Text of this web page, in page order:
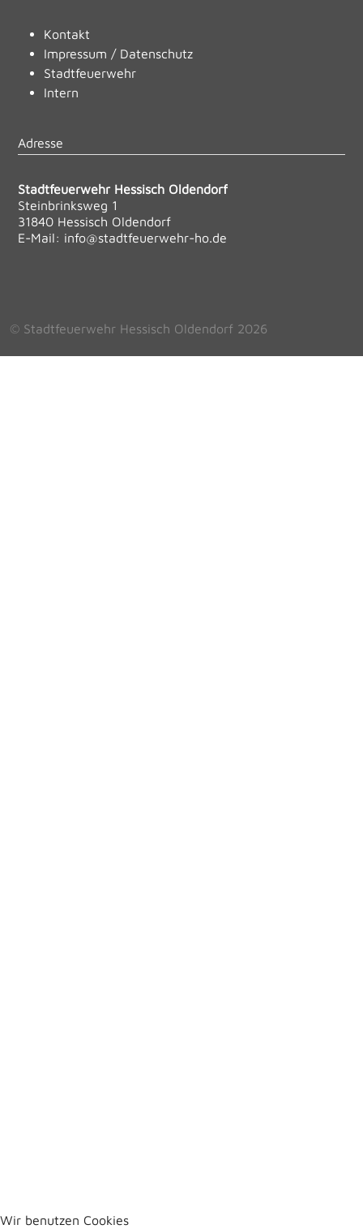
Kontakt
Impressum / Datenschutz
Stadtfeuerwehr
Intern
Adresse
Stadtfeuerwehr Hessisch Oldendorf
Steinbrinksweg 1
31840 Hessisch Oldendorf
E-Mail: info@stadtfeuerwehr-ho.de
© Stadtfeuerwehr Hessisch Oldendorf 2026
Wir benutzen Cookies